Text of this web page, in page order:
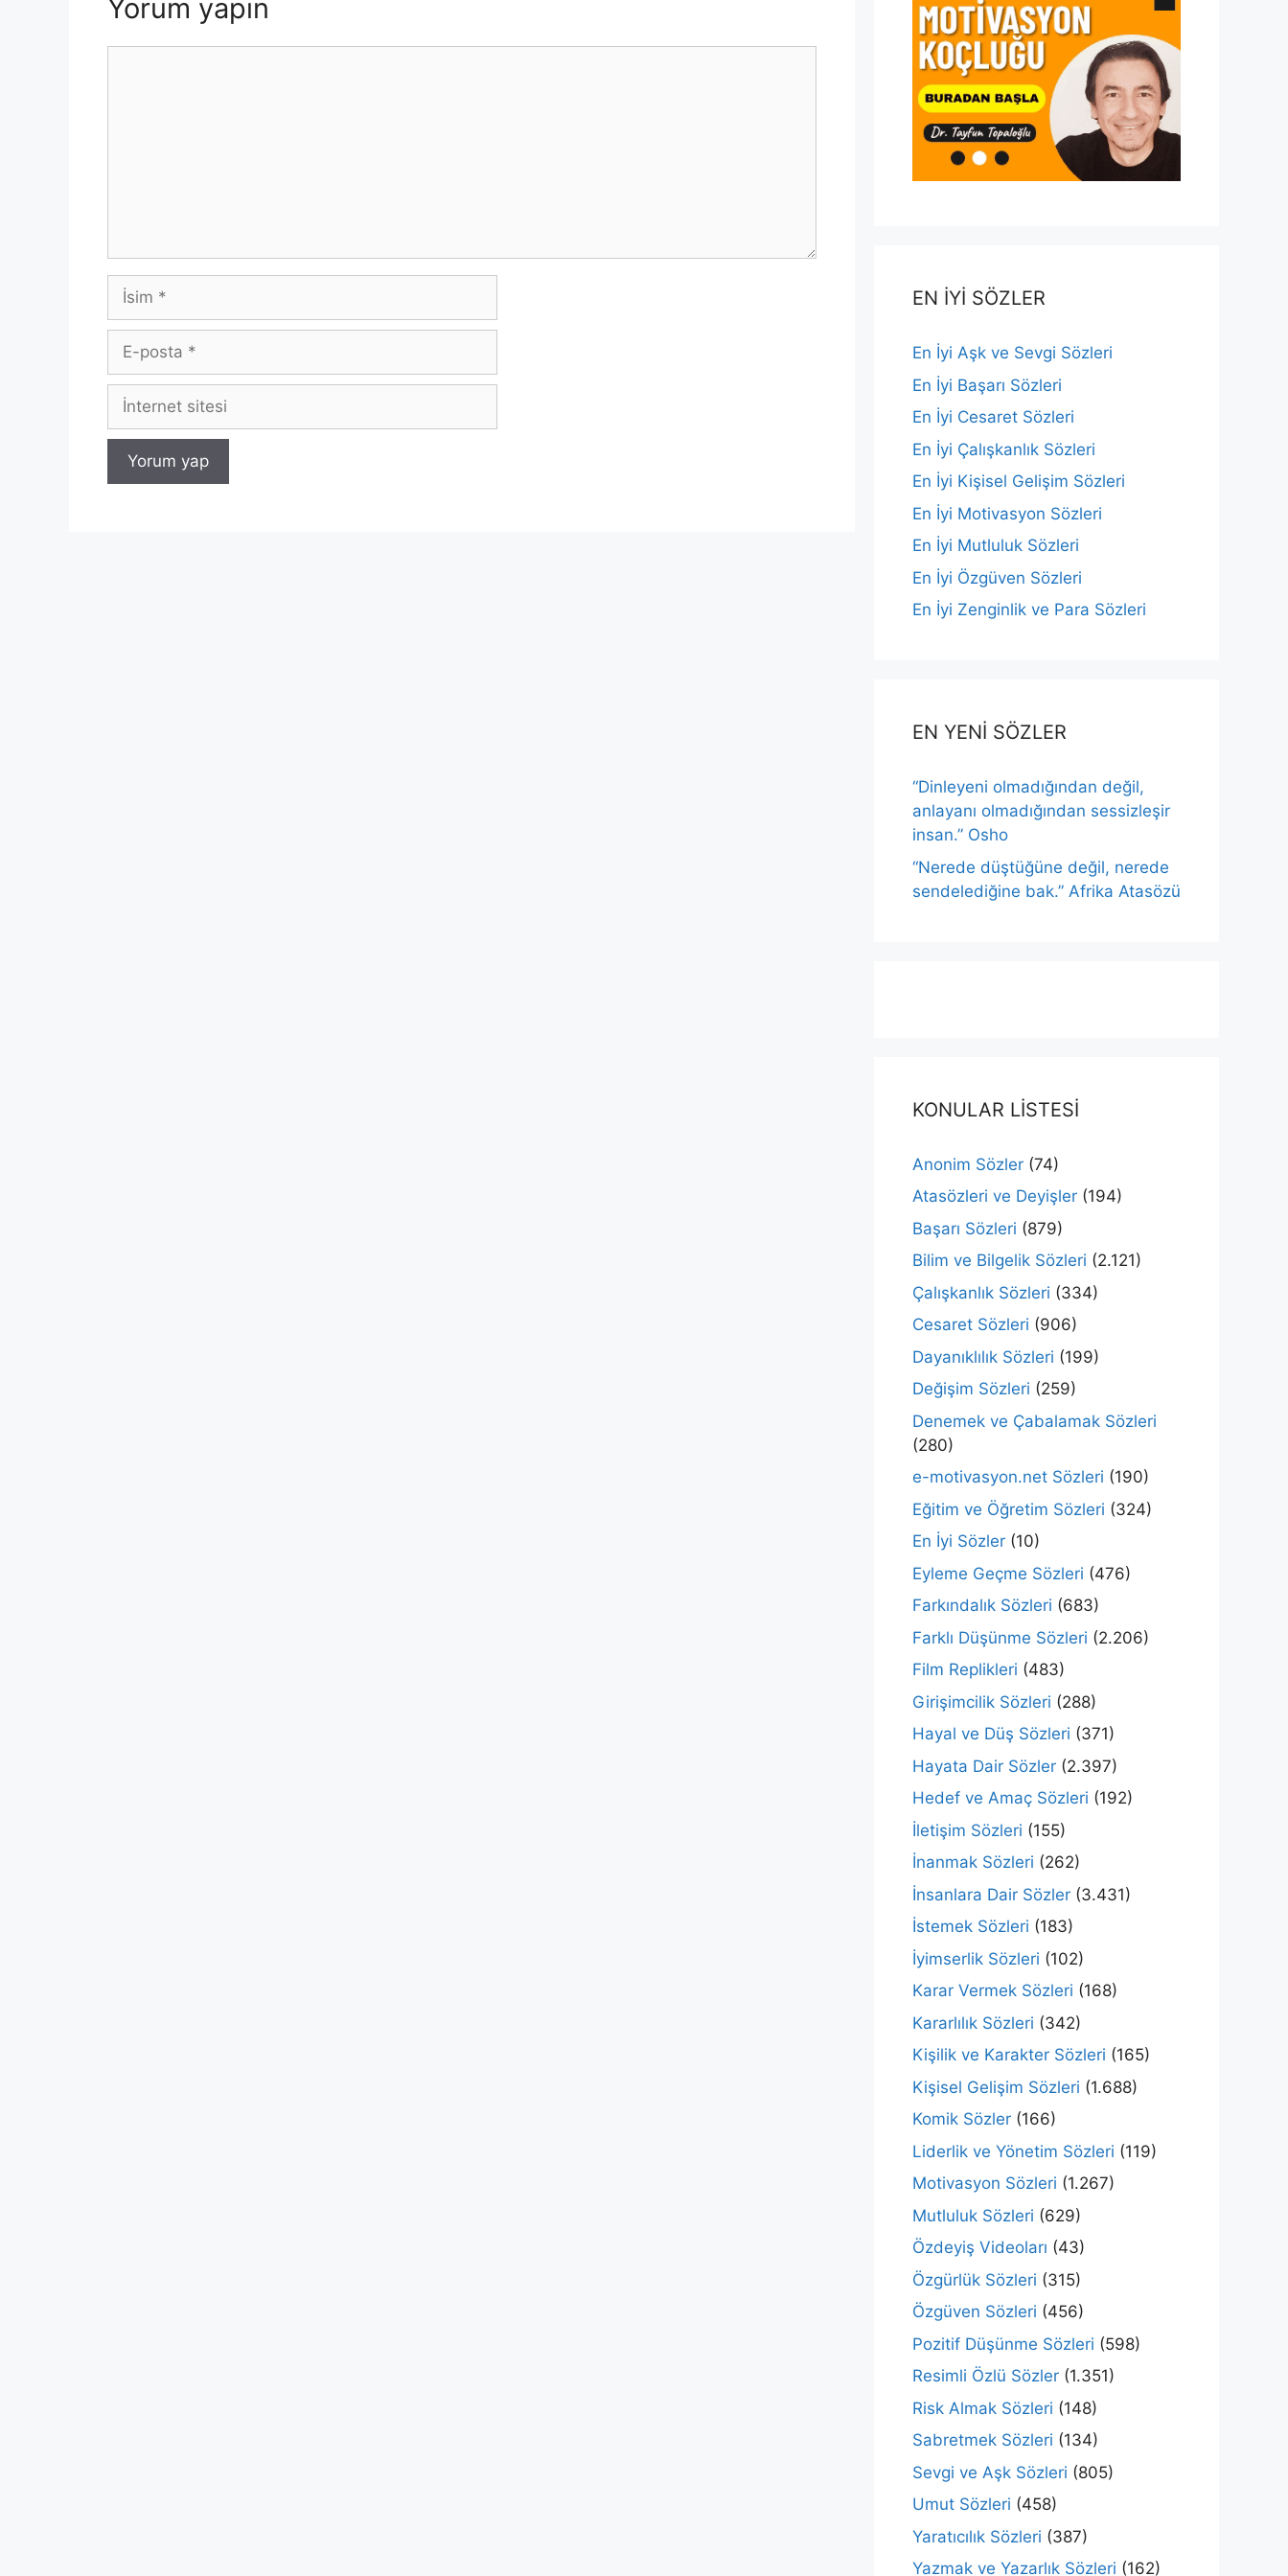
Yorum yapın
İsim
posta
İnternet
sitesi
EN İYİ SÖZLER
En İyi Aşk ve Sevgi Sözleri
En İyi Başarı Sözleri
En İyi Cesaret Sözleri
En İyi Çalışkanlık Sözleri
En İyi Kişisel Gelişim Sözleri
En İyi Motivasyon Sözleri
En İyi Mutluluk Sözleri
En İyi Özgüven Sözleri
En İyi Zenginlik ve Para Sözleri
EN YENİ SÖZLER
“Dinleyeni olmadığından değil,
anlayanı olmadığından sessizleşir
insan.” Osho
“Nerede düştüğüne değil, nerede
sendelediğine bak.” Afrika Atasözü
KONULAR LİSTESİ
Anonim Sözler (74)
Atasözleri ve Deyişler (194)
Başarı Sözleri (879)
Bilim ve Bilgelik Sözleri (2.121)
Çalışkanlık Sözleri (334)
Cesaret Sözleri (906)
Dayanıklılık Sözleri (199)
Değişim Sözleri (259)
Denemek ve Çabalamak Sözleri
(280)
e-motivasyon.net Sözleri (190)
Eğitim ve Öğretim Sözleri (324)
En İyi Sözler (10)
Eyleme Geçme Sözleri (476)
Farkındalık Sözleri (683)
Farklı Düşünme Sözleri (2.206)
Film Replikleri (483)
Girişimcilik Sözleri (288)
Hayal ve Düş Sözleri (371)
Hayata Dair Sözler (2.397)
Hedef ve Amaç Sözleri (192)
İletişim Sözleri (155)
İnanmak Sözleri (262)
İnsanlara Dair Sözler (3.431)
İstemek Sözleri (183)
İyimserlik Sözleri (102)
Karar Vermek Sözleri (168)
Kararlılık Sözleri (342)
Kişilik ve Karakter Sözleri (165)
Kişisel Gelişim Sözleri (1.688)
Komik Sözler (166)
Liderlik ve Yönetim Sözleri (119)
Motivasyon Sözleri (1.267)
Mutluluk Sözleri (629)
Özdeyiş Videoları (43)
Özgürlük Sözleri (315)
Özgüven Sözleri (456)
Pozitif Düşünme Sözleri (598)
Resimli Özlü Sözler (1.351)
Risk Almak Sözleri (148)
Sabretmek Sözleri (134)
Sevgi ve Aşk Sözleri (805)
Umut Sözleri (458)
Yaratıcılık Sözleri (387)
Yazmak ve Yazarlık Sözleri (162)